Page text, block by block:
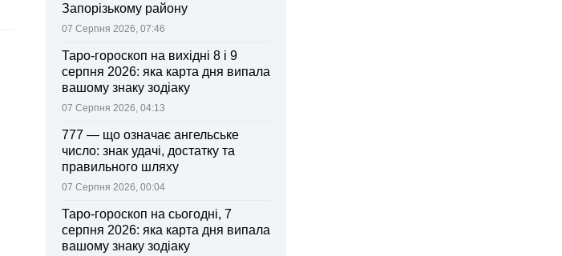
Запорізькому району
07 Серпня 2026, 07:46
Таро-гороскоп на вихідні 8 і 9
серпня 2026: яка карта дня випала
вашому знаку зодіаку
07 Серпня 2026, 04:13
777 — що означає ангельське
число: знак удачі, достатку та
правильного шляху
07 Серпня 2026, 00:04
Таро-гороскоп на сьогодні, 7
серпня 2026: яка карта дня випала
вашому знаку зодіаку